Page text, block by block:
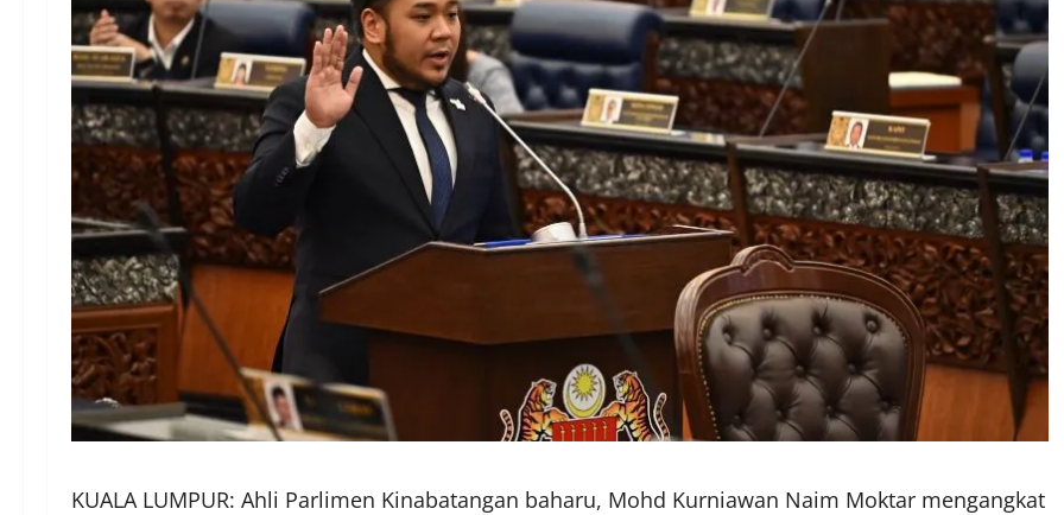
KUALA LUMPUR: Ahli Parlimen Kinabatangan baharu, Mohd Kurniawan Naim Moktar mengangkat